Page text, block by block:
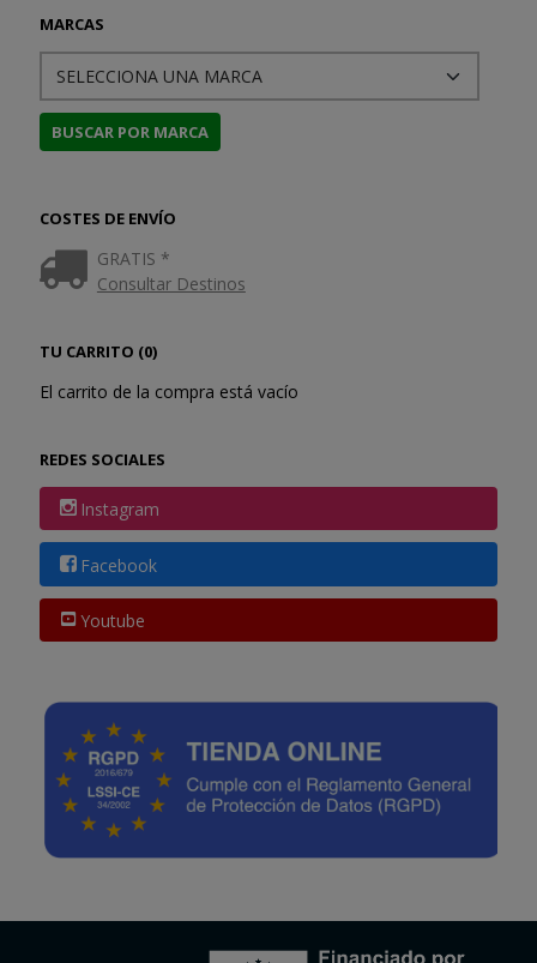
MARCAS
COSTES DE ENVÍO
GRATIS *
Consultar Destinos
TU CARRITO (0)
El carrito de la compra está vacío
REDES SOCIALES
Instagram
Facebook
Youtube